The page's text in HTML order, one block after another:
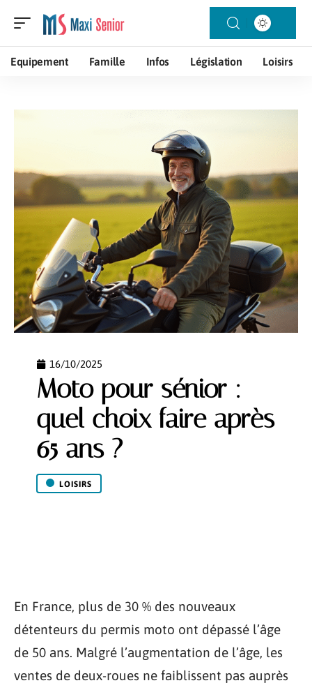
Equipement Famille Infos Législation Loisirs
16/10/2025
Moto pour sénior :
quel choix faire après
65 ans ?
LOISIRS
En France, plus de 30 % des nouveaux
détenteurs du permis moto ont dépassé l’âge
de 50 ans. Malgré l’augmentation de l’âge, les
ventes de deux-roues ne faiblissent pas auprès